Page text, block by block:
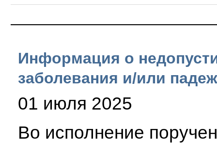
Информация о
заболевания и/или
01 июля 2025
Во исполнение